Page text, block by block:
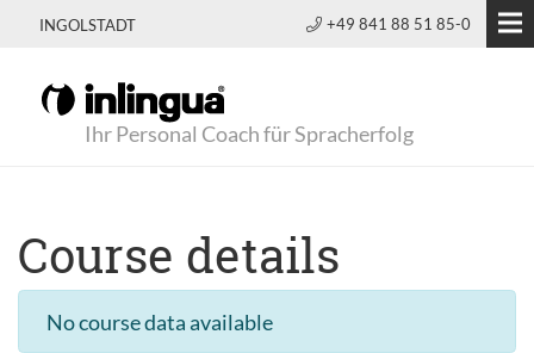
INGOLSTADT +49 841 88 51 85-0
Ihr Personal Coach für Spracherfolg
Course details
No course data available